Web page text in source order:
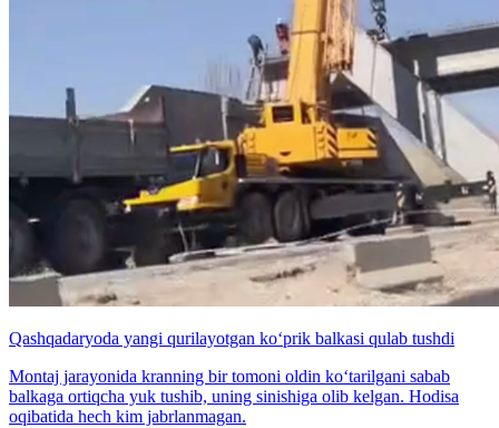
Qashqadaryoda yangi qurilayotgan ko‘prik balkasi qulab tushdi
Montaj jarayonida kranning bir tomoni oldin ko‘tarilgani sabab
balkaga ortiqcha yuk tushib, uning sinishiga olib kelgan. Hodisa
oqibatida hech kim jabrlanmagan.